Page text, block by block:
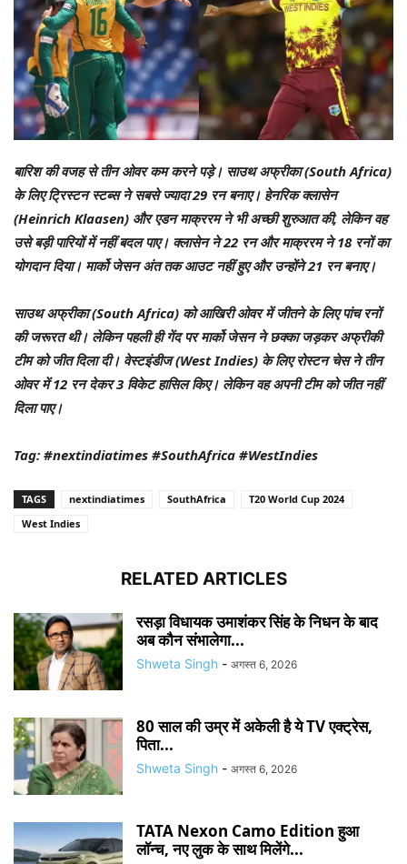
बारिश की वजह से तीन ओवर कम करने पड़े। साउथ अफ्रीका (South Africa)
के लिए ट्रिस्टन स्टब्स ने सबसे ज्यादा 29 रन बनाए। हेनरिक क्लासेन
(Heinrich Klaasen) और एडन माक्ररम ने भी अच्छी शुरुआत की, लेकिन वह
उसे बड़ी पारियों में नहीं बदल पाए। क्लासेन ने 22 रन और माक्ररम ने 18 रनों का
योगदान दिया। मार्को जेसन अंत तक आउट नहीं हुए और उन्होंने 21 रन बनाए।
साउथ अफ्रीका (South Africa) को आखिरी ओवर में जीतने के लिए पांच रनों
की जरूरत थी। लेकिन पहली ही गेंद पर मार्को जेसन ने छक्का जड़कर अफ्रीकी
टीम को जीत दिला दी। वेस्टइंडीज (West Indies) के लिए रोस्टन चेस ने तीन
ओवर में 12 रन देकर 3 विकेट हासिल किए। लेकिन वह अपनी टीम को जीत नहीं
दिला पाए।
Tag: #nextindiatimes #SouthAfrica #WestIndies
TAGS nextindiatimes SouthAfrica
T20 World Cup 2024
West Indies
RELATED ARTICLES
रसड़ा विधायक उमाशंकर सिंह के निधन के बाद
अब कौन संभालेगा...
Shweta Singh - अगस्त 6, 2026
80 साल की उम्र में अकेली है ये TV एक्ट्रेस,
पिता...
Shweta Singh - अगस्त 6, 2026
TATA Nexon Camo Edition हुआ
लॉन्च, नए लुक के साथ मिलेंगे...